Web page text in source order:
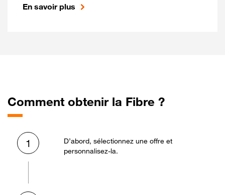
En savoir plus
Comment obtenir la Fibre ?
1
D’abord, sélectionnez une offre et
personnalisez-la.